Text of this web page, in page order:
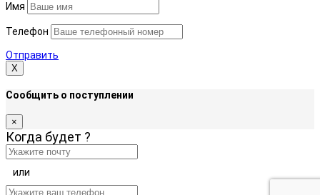
Имя
Телефон
Отправить
Х
Сообщить о поступлении
×
Когда будет ?
или